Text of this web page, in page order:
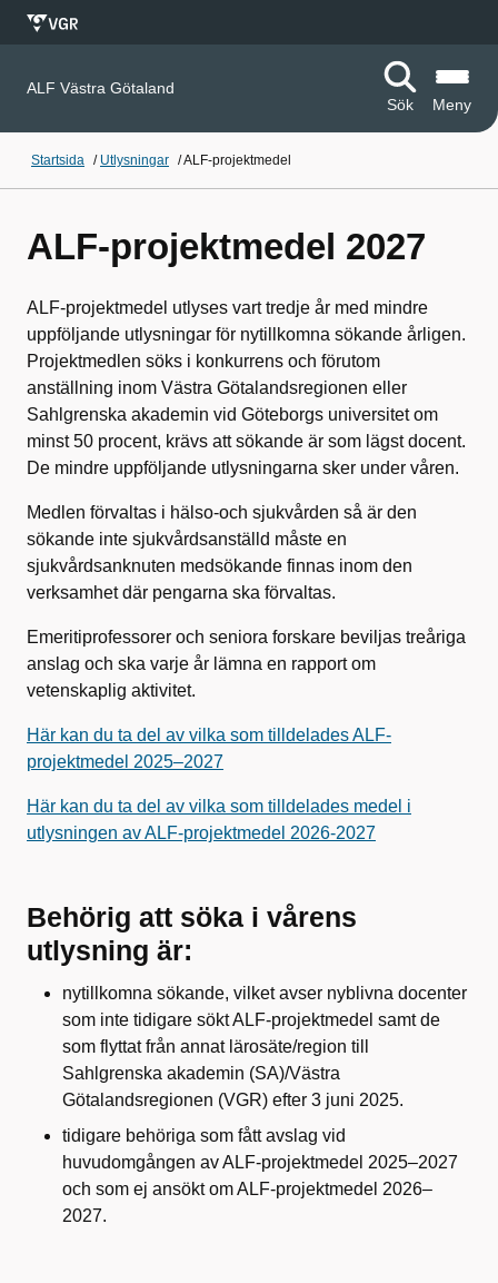
ALF Västra Götaland
Sök
Meny
Startsida / Utlysningar /ALF-projektmedel
ALF-projektmedel 2027
ALF-projektmedel utlyses vart tredje år med mindre
uppföljande utlysningar för nytillkomna sökande årligen.
Projektmedlen söks i konkurrens och förutom
anställning inom Västra Götalandsregionen eller
Sahlgrenska akademin vid Göteborgs universitet om
minst 50 procent, krävs att sökande är som lägst docent.
De mindre uppföljande utlysningarna sker under våren.
Medlen förvaltas i hälso-och sjukvården så är den
sökande inte sjukvårdsanställd måste en
sjukvårdsanknuten medsökande finnas inom den
verksamhet där pengarna ska förvaltas.
Emeritiprofessorer och seniora forskare beviljas treåriga
anslag och ska varje år lämna en rapport om
vetenskaplig aktivitet.
Här kan du ta del av vilka som tilldelades ALF-
projektmedel 2025–2027
Här kan du ta del av vilka som tilldelades medel i
utlysningen av ALF-projektmedel 2026-2027
Behörig att söka i vårens
utlysning är:
nytillkomna sökande, vilket avser nyblivna docenter
som inte tidigare sökt ALF-projektmedel samt de
som flyttat från annat lärosäte/region till
Sahlgrenska akademin (SA)/Västra
Götalandsregionen (VGR) efter 3 juni 2025.
tidigare behöriga som fått avslag vid
huvudomgången av ALF-projektmedel 2025–2027
och som ej ansökt om ALF-projektmedel 2026–
2027.